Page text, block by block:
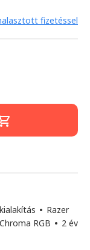
fizetéssel
• Razer
RGB • 2 év